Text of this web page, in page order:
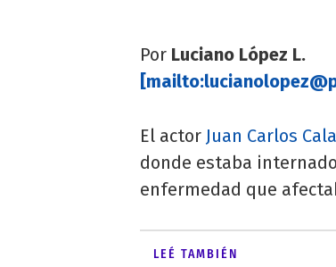
Por Luciano López L.
[mailto:
El actor Juan Carlos
donde estaba
enfermedad que
LEÉ TAMBIÉN